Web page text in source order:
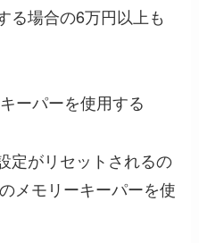
る場合の6万円以上も
ーパーを使用する
定がリセットされるの
メモリーキーパーを使